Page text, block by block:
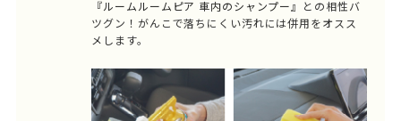
『ルームルームピア 車内のシャンプー』 との相性バ
ツグン！がんこで落ちにくい汚れには併用をオスス
メします。